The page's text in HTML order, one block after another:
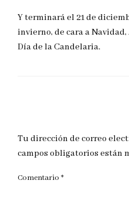
Y terminará el 21 de
invierno, de cara a Navidad,
Día de la Candelaria.
Tu dirección de correo
campos obligatorios están
Comentario *